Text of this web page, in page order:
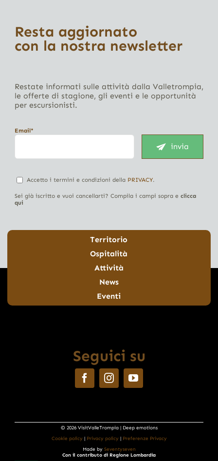
Resta aggiornato
con la nostra newsletter
Restate informati sulle attività dalla Valletrompia,
le offerte di stagione, gli eventi e le opportunità
per escursionisti.
Email*
invia
Accetto i termini e condizioni della PRIVACY.
Sei già iscritto e vuoi cancellarti? Compila i campi sopra e clicca
qui
Territorio
Ospitalità
Attività
News
Eventi
Seguici su
© 2026 VisitValleTrompia | Deep emotions
Cookie policy | Privacy policy | Preferenze Privacy
Made by Seventyseven
Con il contributo di Regione Lombardia